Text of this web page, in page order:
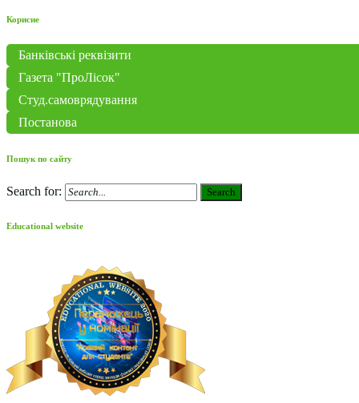
Корисне
Банківські реквізити
Газета "ПроЛісок"
Студ.самоврядування
Постанова
Пошук по сайту
Search for: Search
Educational website